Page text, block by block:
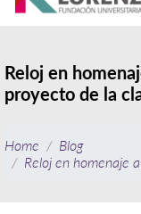
Reloj en
proyecto de la
Home
Blog
Reloj en homenaje